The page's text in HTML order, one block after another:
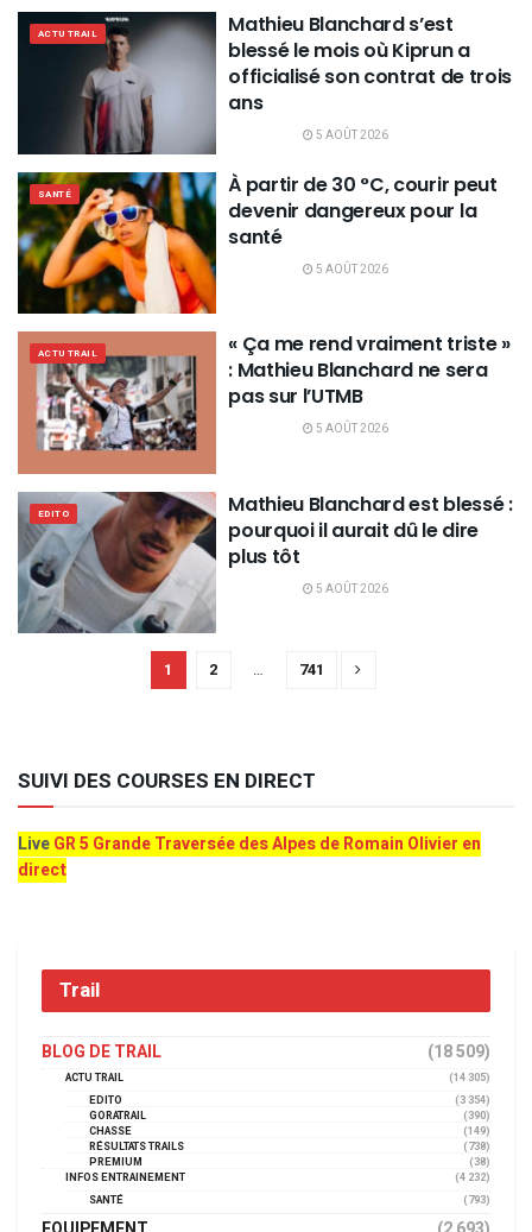
ACTU TRAIL
Mathieu Blanchard s’est
blessé le mois où Kiprun a
officialisé son contrat de trois
ans
5 AOÛT 2026
SANTÉ
À partir de 30 °C, courir peut
devenir dangereux pour la
santé
5 AOÛT 2026
ACTU TRAIL
« Ça me rend vraiment triste »
: Mathieu Blanchard ne sera
pas sur l’UTMB
5 AOÛT 2026
EDITO
Mathieu Blanchard est blessé :
pourquoi il aurait dû le dire
plus tôt
5 AOÛT 2026
1 2 … 741
SUIVI DES COURSES EN DIRECT
LiveGR 5 Grande Traversée des Alpes de Romain Olivier en
direct
Trail
BLOG DE TRAIL (18 509)
ACTU TRAIL
(14 305)
EDITO
(3 354)
GORATRAIL
(390)
CHASSE
(149)
RÉSULTATS TRAILS
(738)
PREMIUM
(38)
INFOS ENTRAINEMENT
(4 232)
SANTÉ
(793)